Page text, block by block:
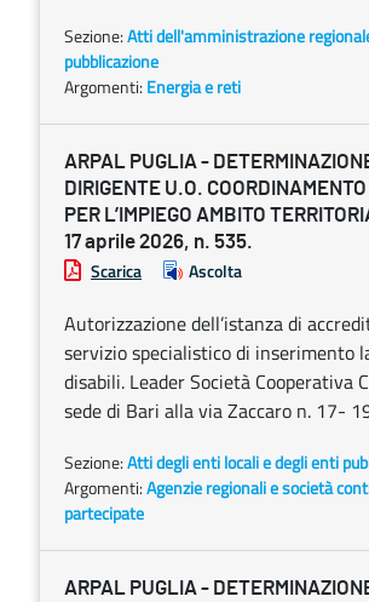
Sezione:Atti dell'amministrazione
pubblicazione
Argomenti: Energia e reti
ARPAL PUGLIA -
DIRIGENTE U.O. COORDINAMENTO
PER L’IMPIEGO AMBITO
17 aprile 2026, n. 535.
Scarica Ascolta
Autorizzazione dell’istanza di
servizio specialistico di inserimento
disabili. Leader Società Cooperativa
sede di Bari alla via Zaccaro n. 17-
Sezione:Atti degli enti locali e degli enti
Argomenti:Agenzie regionali e società
partecipate
ARPAL PUGLIA -